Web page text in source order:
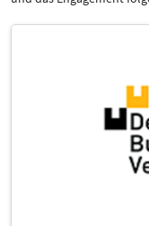
Anke Michaelis-Winter
N.N. - Landesamt für
Dr. Ursula Schirmer -